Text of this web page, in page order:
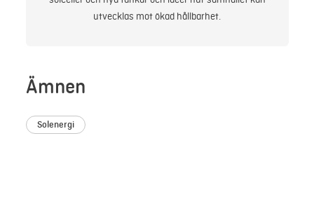
utvecklas mot ökad hållbarhet.
Ämnen
Solenergi